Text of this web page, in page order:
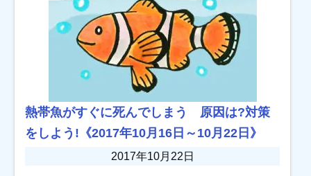
熱帯魚がすぐに死んでしまう 原因は?対策
をしよう!《2017年10月16日～10月22日》
2017年10月22日